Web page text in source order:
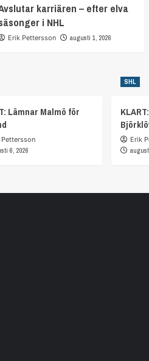
karriären – efter elva
i NHL
Erik Pettersson augusti 1, 2026
Lämnar Malmö för
Pettersson
6, 2026
SHL
Erik